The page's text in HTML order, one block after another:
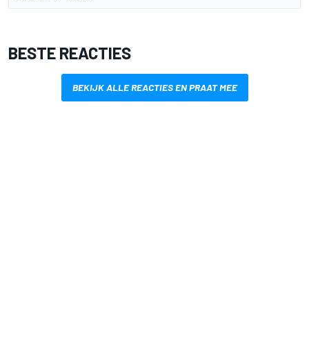
BESTE REACTIES
BEKIJK ALLE REACTIES EN PRAAT MEE